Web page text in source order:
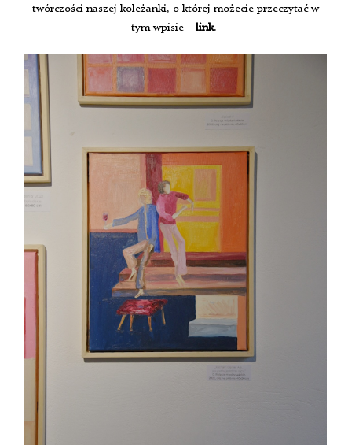
twórczości naszej koleżanki, o której możecie przeczytać w
tym wpisie –link.